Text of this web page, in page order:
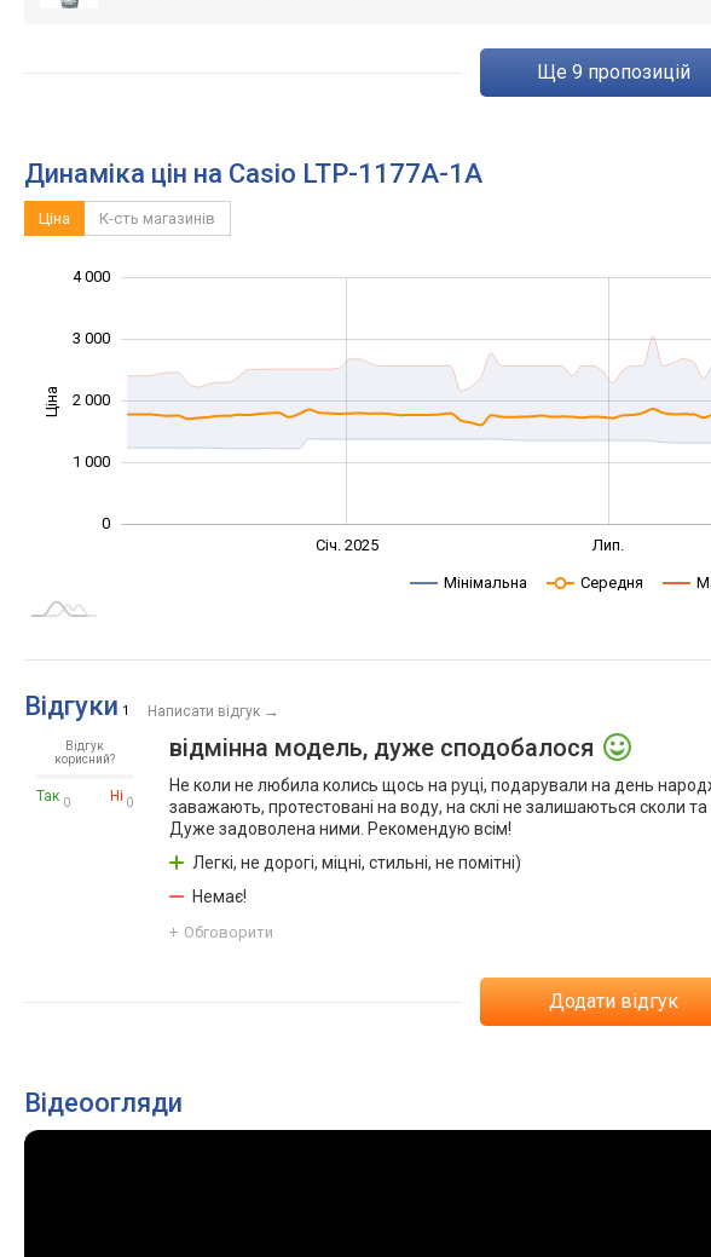
ще 9пропозицій
Динаміка цін на Casio LTP-1177A-1A
Ціна К-сть магазинів
Ціна 1 000
0
1 000
2 000
3 000
4 000
Січ. 2025 Лип.
Мінімальна Середня
Відгуки 1 Написати відгук →
Відгук
корисний?
Так 0 Ні 0
відмінна модель, дуже сподобалося
Не коли не любила колись щось на руці, подарували на день
заважають, протестовані на воду, на склі не залишаються сколи
Дуже задоволена ними. Рекомендую всім!
Легкі, не дорогі, міцні, стильні, не помітні)
Немає!
Обговорити
Додати відгук
Відеоогляди